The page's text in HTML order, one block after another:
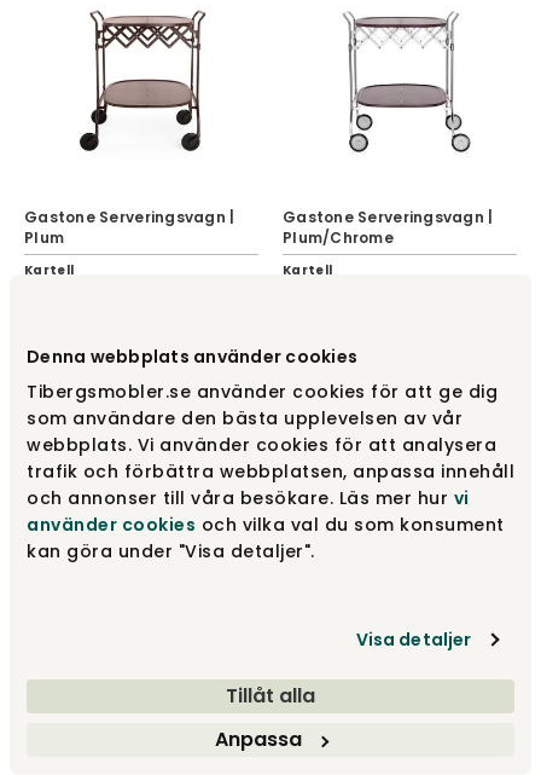
Denna webbplats använder cookies
Tibergsmobler.se använder cookies för att ge dig
som användare den bästa upplevelsen av vår
webbplats. Vi använder cookies för att analysera
trafik och förbättra webbplatsen, anpassa innehåll
och annonser till våra besökare. Läs mer hur vi
använder cookies och vilka val du som konsument
kan göra under "Visa detaljer".
Visa detaljer
Tillåt alla
Anpassa
Gastone Serveringsvagn |
Plum
Kartell
Gastone Serveringsvagn |
Plum/Chrome
Kartell
Kartell
8 185 kr
Gastone Serveringsvagn |
Kartell